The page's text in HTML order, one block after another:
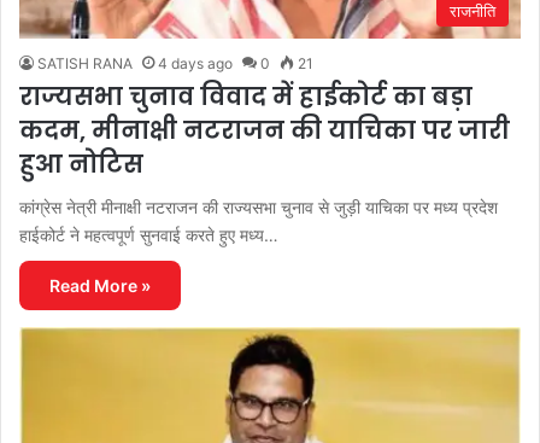
राजनीति
SATISH RANA 4 days ago 0 21
राज्यसभा चुनाव विवाद में हाईकोर्ट का बड़ा
कदम, मीनाक्षी नटराजन की याचिका पर जारी
हुआ नोटिस
कांग्रेस नेत्री मीनाक्षी नटराजन की राज्यसभा चुनाव से जुड़ी याचिका पर मध्य प्रदेश
हाईकोर्ट ने महत्वपूर्ण सुनवाई करते हुए मध्य…
Read More »